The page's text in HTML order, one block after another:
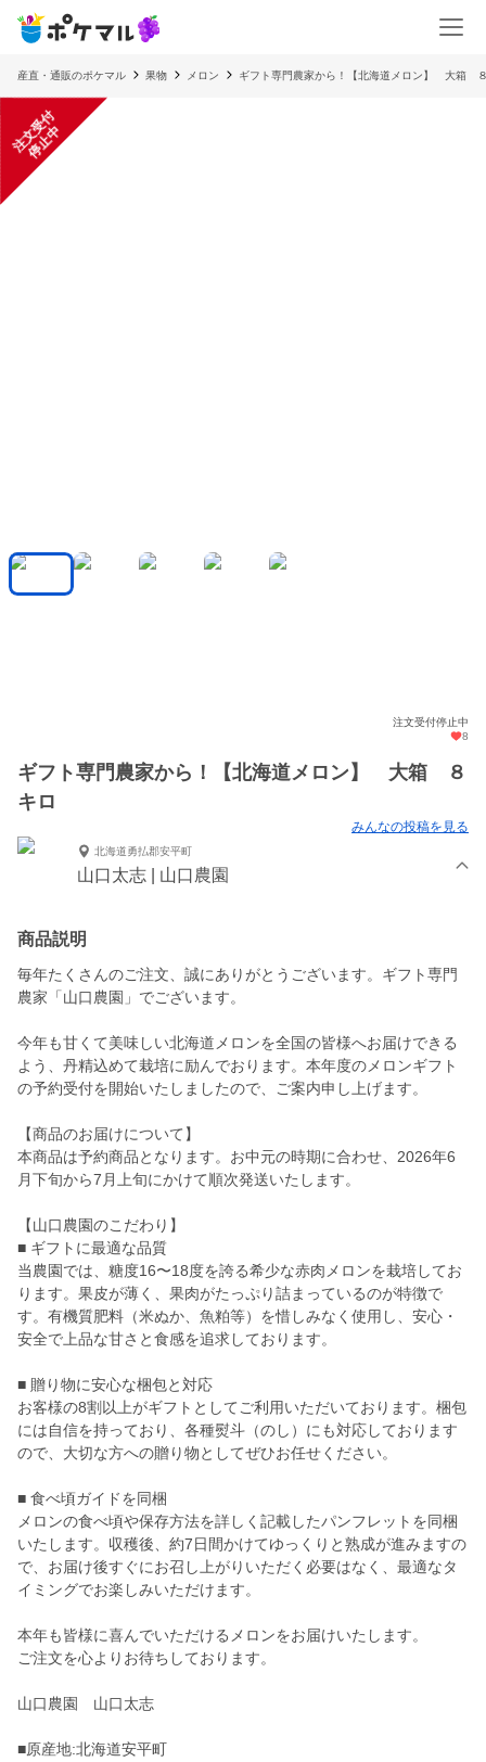
産直・通販のポケマル 果物 メロン ギフト専門農家から！【北海道メロン】 大箱
注
文
受
付
停
止
中
注文受付停止中
8
ギフト専門農家から！【北海道メロン】 大箱 ８
キロ
みんなの投稿を見る
北海道勇払郡安平町
山口太志 | 山口農園
商品説明
毎年たくさんのご注文、誠にありがとうございます。ギフト専門
農家「山口農園」でございます。
今年も甘くて美味しい北海道メロンを全国の皆様へお届けできる
よう、丹精込めて栽培に励んでおります。本年度のメロンギフト
の予約受付を開始いたしましたので、ご案内申し上げます。
【商品のお届けについて】
本商品は予約商品となります。お中元の時期に合わせ、2026年6
月下旬から7月上旬にかけて順次発送いたします。
【山口農園のこだわり】
■ ギフトに最適な品質
当農園では、糖度16〜18度を誇る希少な赤肉メロンを栽培してお
ります。果皮が薄く、果肉がたっぷり詰まっているのが特徴で
す。有機質肥料（米ぬか、魚粕等）を惜しみなく使用し、安心・
安全で上品な甘さと食感を追求しております。
■ 贈り物に安心な梱包と対応
お客様の8割以上がギフトとしてご利用いただいております。梱包
には自信を持っており、各種熨斗（のし）にも対応しております
ので、大切な方への贈り物としてぜひお任せください。
■ 食べ頃ガイドを同梱
メロンの食べ頃や保存方法を詳しく記載したパンフレットを同梱
いたします。収穫後、約7日間かけてゆっくりと熟成が進みますの
で、お届け後すぐにお召し上がりいただく必要はなく、最適なタ
イミングでお楽しみいただけます。
本年も皆様に喜んでいただけるメロンをお届けいたします。
ご注文を心よりお待ちしております。
山口農園 山口太志
■原産地:北海道安平町